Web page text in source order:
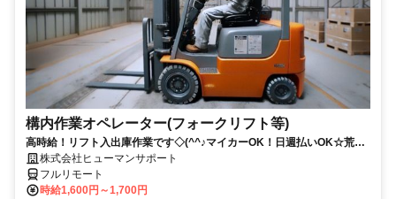
構内作業オペレーター(フォークリフト等)
高時給！リフト入出庫作業です◇(^^♪マイカーOK！日週払いOK☆荒本
駅★【シゴト№0619】
株式会社ヒューマンサポート
フルリモート
時給1,600円～1,700円